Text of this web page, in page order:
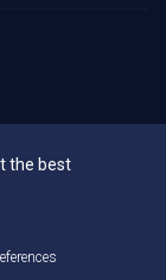
the best